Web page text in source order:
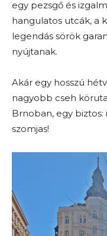
egy pezsgő és
hangulatos utcák, a
legendás sörök
nyújtanak.
Akár egy hosszú
nagyobb cseh
Brnoban, egy
szomjas!